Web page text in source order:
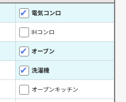
電気コンロ
IHコンロ
オーブン
洗濯機
オープンキッチン